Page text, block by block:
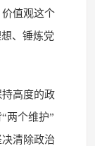
值观这个
、锤炼党
高度的政
两个维护”
清除政治